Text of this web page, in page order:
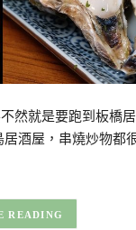
然就是要跑到板橋
酒屋，串燒炒物都
READING